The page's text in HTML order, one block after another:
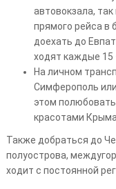
автовокзала,
прямого рейса в
доехать до
ходят каждые 15
На личном
Симферополь
этом
красотами Крыма.
Также добраться до
полуострова,
ходит с постоянной